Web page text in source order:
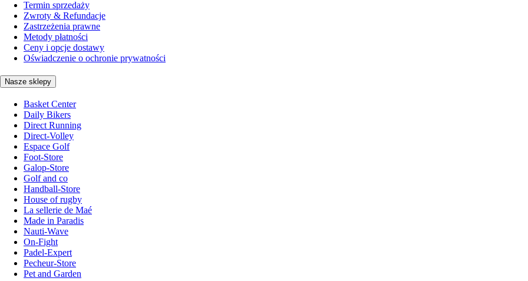
Termin sprzedaży
Zwroty & Refundacje
Zastrzeżenia prawne
Metody płatności
Ceny i opcje dostawy
Oświadczenie o ochronie prywatności
Nasze sklepy
Basket Center
Daily Bikers
Direct Running
Direct-Volley
Espace Golf
Foot-Store
Galop-Store
Golf and co
Handball-Store
House of rugby
La sellerie de Maé
Made in Paradis
Nauti-Wave
On-Fight
Padel-Expert
Pecheur-Store
Pet and Garden